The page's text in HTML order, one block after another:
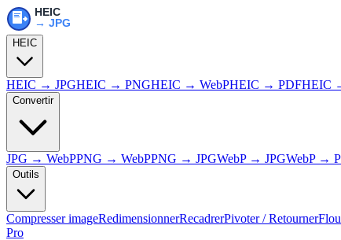
HEIC
HEIC → JPGHEIC → PNGHEIC → WebPHEIC → PDFHEIC
Convertir
JPG → WebPPNG → WebPPNG → JPGWebP → JPGWebP →
Outils
Compresser imageRedimensionnerRecadrerPivoter / Retourner
Pro